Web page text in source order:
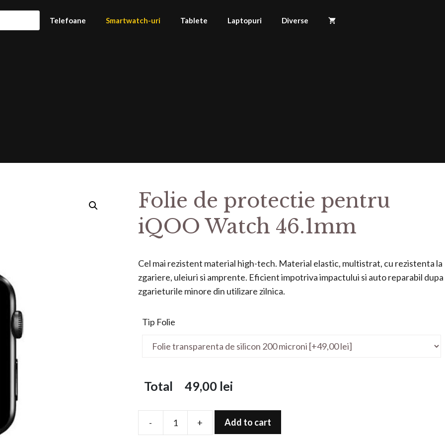
Telefoane Smartwatch-uri Tablete Laptopuri Diverse
Folie de protectie pentru
iQOO Watch 46.1mm
Cel mai rezistent material high-tech. Material elastic, multistrat, cu rezistenta la
zgariere, uleiuri si amprente. Eficient impotriva impactului si auto reparabil dupa
zgarieturile minore din utilizare zilnica.
Tip Folie
Total 49,00lei
- + Add to cart